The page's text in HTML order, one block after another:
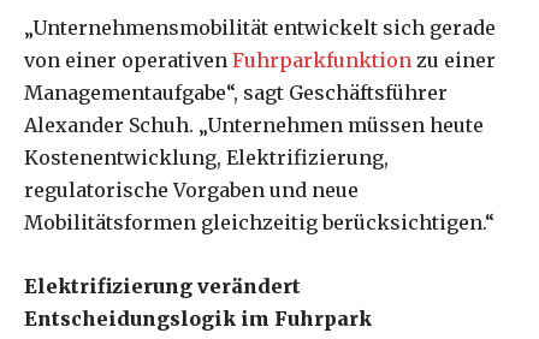
„Unternehmensmobilität entwickelt sich gerade
von einer operativen Fuhrparkfunktion zu einer
Managementaufgabe“, sagt Geschäftsführer
Alexander Schuh. „Unternehmen müssen heute
Kostenentwicklung, Elektrifizierung,
regulatorische Vorgaben und neue
Mobilitätsformen gleichzeitig berücksichtigen.“
Elektrifizierung verändert
Entscheidungslogik im Fuhrpark